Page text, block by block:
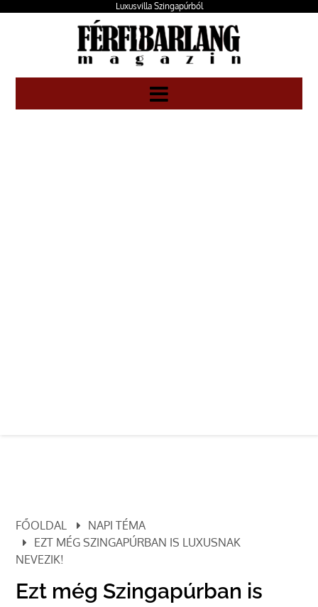
Luxusvilla Szingapúrból
FŐOLDAL
NAPI TÉMA
EZT MÉG SZINGAPÚRBAN IS LUXUSNAK
NEVEZIK!
Ezt még Szingapúrban is